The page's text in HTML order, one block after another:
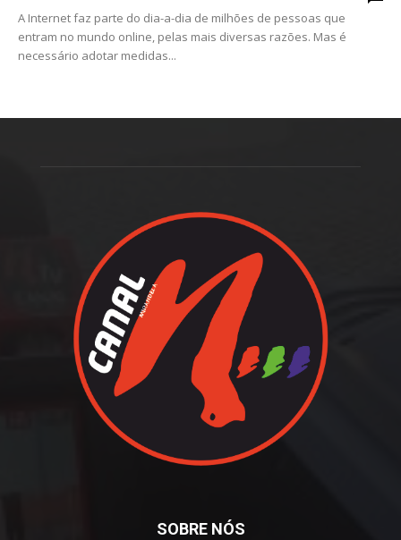
A Internet faz parte do dia-a-dia de milhões de pessoas que
entram no mundo online, pelas mais diversas razões. Mas é
necessário adotar medidas...
SOBRE NÓS